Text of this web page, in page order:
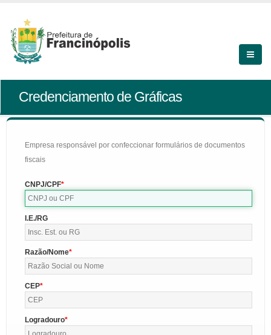
Credenciamento de Gráficas
Empresa responsável por confeccionar formulários de documentos
fiscais
CNPJ/CPF
I.E./RG
Razão/Nome
CEP
Logradouro